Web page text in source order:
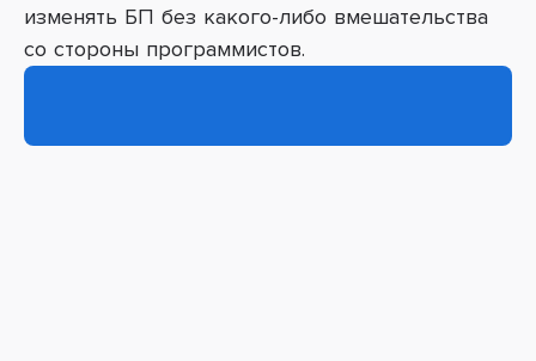
изменять БП без какого-либо вмешательства
со стороны программистов.